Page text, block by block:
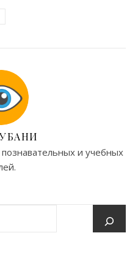
и учебных